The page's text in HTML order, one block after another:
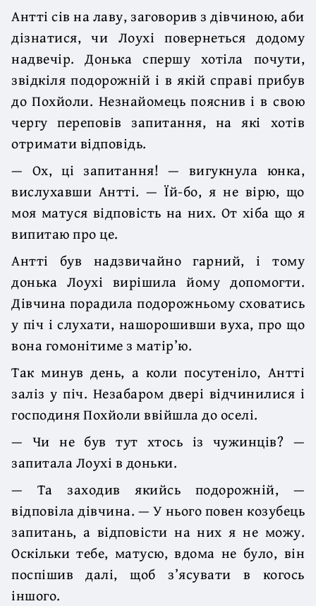
Антті сів на лаву, заговорив з дівчиною, аби
дізнатися, чи Лоухі повернеться додому
надвечір. Донька спершу хотіла почути,
звідкіля подорожній і в якій справі прибув
до Похйоли. Незнайомець пояснив і в свою
чергу переповів запитання, на які хотів
отримати відповідь.
— Ох, ці запитання! — вигукнула юнка,
вислухавши Антті. — Їй-бо, я не вірю, що
моя матуся відповість на них. От хіба що я
випитаю про це.
Антті був надзвичайно гарний, і тому
донька Лоухі вирішила йому допомог­ти.
Дівчина порадила подорожньому сховатись
у піч і слухати, нашорошивши вуха, про що
вона гомонітиме з матір’ю.
Так минув день, а коли посутеніло, Антті
заліз у піч. Незабаром двері відчинилися і
господиня Похйоли ввійшла до оселі.
— Чи не був тут хтось із чужинців? —
запитала Лоухі в доньки.
— Та заходив якийсь подорожній, —
відповіла дівчина. — У нього повен козубець
запитань, а відповісти на них я не можу.
Оскільки тебе, матусю, вдома не було, він
поспішив далі, щоб з’ясувати в когось
іншого.